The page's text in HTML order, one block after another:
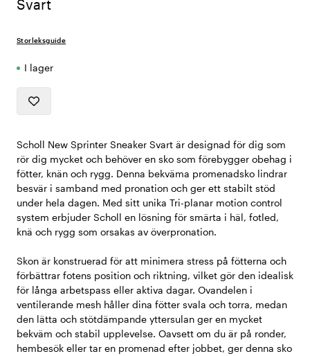
Svart
Storleksguide
I lager
Scholl New Sprinter Sneaker Svart är designad för dig som
rör dig mycket och behöver en sko som förebygger obehag i
fötter, knän och rygg. Denna bekväma promenadsko lindrar
besvär i samband med pronation och ger ett stabilt stöd
under hela dagen. Med sitt unika Tri-planar motion control
system erbjuder Scholl en lösning för smärta i häl, fotled,
knä och rygg som orsakas av överpronation.
Skon är konstruerad för att minimera stress på fötterna och
förbättrar fotens position och riktning, vilket gör den idealisk
för långa arbetspass eller aktiva dagar. Ovandelen i
ventilerande mesh håller dina fötter svala och torra, medan
den lätta och stötdämpande yttersulan ger en mycket
bekväm och stabil upplevelse. Oavsett om du är på ronder,
hembesök eller tar en promenad efter jobbet, ger denna sko